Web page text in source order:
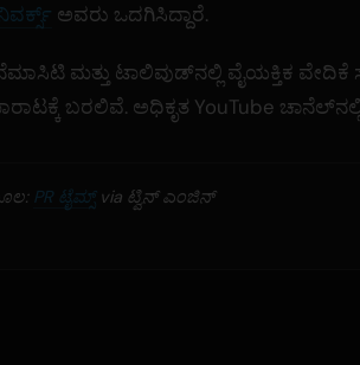
ಅವರು ಒದಗಿಸಿದ್ದಾರೆ.
ಮತ್ತು ಟಾಲಿವುಡ್‌ನಲ್ಲಿ ವೈಯಕ್ತಿಕ ವೇದಿಕೆ
ಬರಲಿವೆ. ಅಧಿಕೃತ YouTube
PR ಟೈಮ್ಸ್via ಟ್ವಿನ್ ಎಂಜಿನ್